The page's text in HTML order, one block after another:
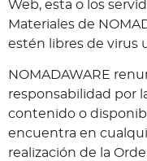
Web, esta o los
Materiales de
estén libres de virus
NOMADAWARE
responsabilidad por
contenido o
encuentra en
realización de la